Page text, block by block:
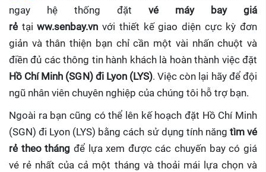
ngay hệ thống đặt vé máy bay giá
rẻ tạiww.senbay.vn với thiết kế giao diện cực kỳ đơn
giản và thân thiện bạn chỉ cần một vài nhấn chuột và
điền đủ các thông tin hành khách là hoàn thành việc đặt
Hồ Chí Minh (SGN) đi Lyon (LYS). Việc còn lại hãy để đội
ngũ nhân viên chuyên nghiệp của chúng tôi hỗ trợ bạn.
Ngoài ra bạn cũng có thể lên kế hoạch đặt Hồ Chí Minh
(SGN) đi Lyon (LYS) bằng cách sử dụng tính năng tìm vé
rẻ theo tháng để lựa xem được các chuyến bay có giá
vé rẻ nhất của cả một tháng và thoải mái lựa chọn và